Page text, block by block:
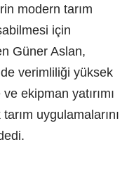
modern tarım
için
Güner Aslan,
verimliliği yüksek
ekipman yatırımı
uygulamalarını